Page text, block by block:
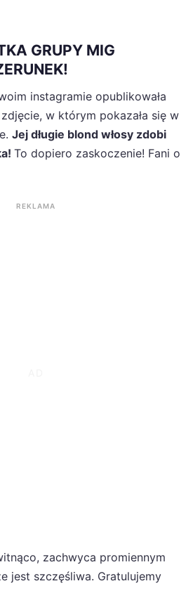
GRUPY MIG
instagramie opublikowała
w którym pokazała się w
Jej długie blond włosy zdobi
To dopiero zaskoczenie! Fani o
REKLAMA
zachwyca promiennym
jest szczęśliwa. Gratulujemy